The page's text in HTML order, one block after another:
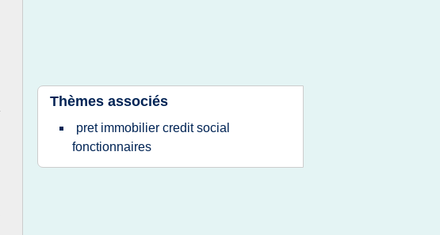
Thèmes associés
pret immobilier credit social
fonctionnaires